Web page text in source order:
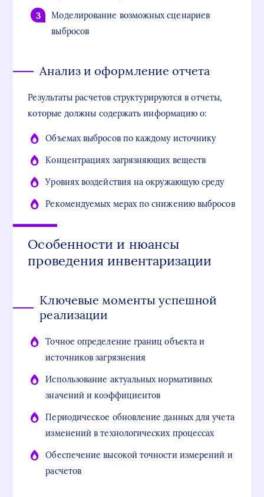
Моделирование возможных сценариев
выбросов
Анализ и оформление отчета
Результаты расчетов структурируются в отчеты,
которые должны содержать информацию о:
Объемах выбросов по каждому источнику
Концентрациях загрязняющих веществ
Уровнях воздействия на окружающую среду
Рекомендуемых мерах по снижению выбросов
Особенности и нюансы
проведения инвентаризации
Ключевые моменты успешной
реализации
Точное определение границ объекта и
источников загрязнения
Использование актуальных нормативных
значений и коэффициентов
Периодическое обновление данных для учета
изменений в технологических процессах
Обеспечение высокой точности измерений и
расчетов